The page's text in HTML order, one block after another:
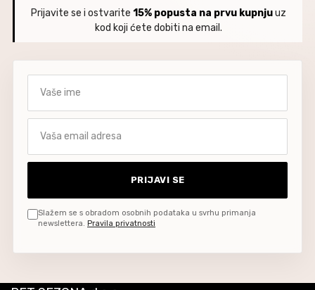
Prijavite se i ostvarite 15% popusta na prvu kupnjuuz
kod koji ćete dobiti na email.
PRIJAVI SE
Slažem se s obradom osobnih podataka u svrhu primanja
newslettera. Pravila privatnosti